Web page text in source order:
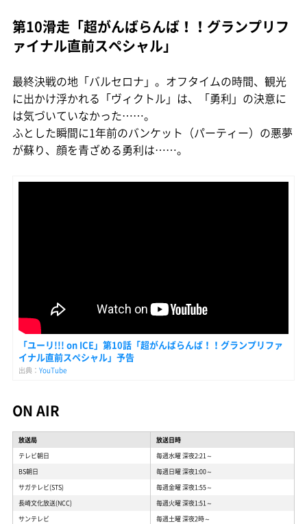
第10滑走「超がんばらんば！！グランプリフ
ァイナル直前スペシャル」
最終決戦の地「バルセロナ」。オフタイムの時間、観光
に出かけ浮かれる「ヴィクトル」は、「勇利」の決意に
は気づいていなかった……。
ふとした瞬間に1年前のバンケット（パーティー）の悪夢
が蘇り、顔を青ざめる勇利は……。
「ユーリ!!! on ICE」第10話「超がんばらんば！！グランプリファ
イナル直前スペシャル」予告
出典： YouTube
ON AIR
放送局
放送日時
テレビ朝日
毎週水曜 深夜2:21～
BS朝日
毎週日曜 深夜1:00～
サガテレビ(STS)
毎週金曜 深夜1:55～
長崎文化放送(NCC)
毎週火曜 深夜1:51～
サンテレビ
毎週土曜 深夜2時～